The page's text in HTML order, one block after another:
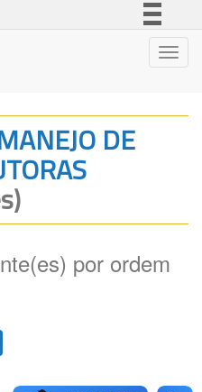
Legislação
Canais
DE
por ordem